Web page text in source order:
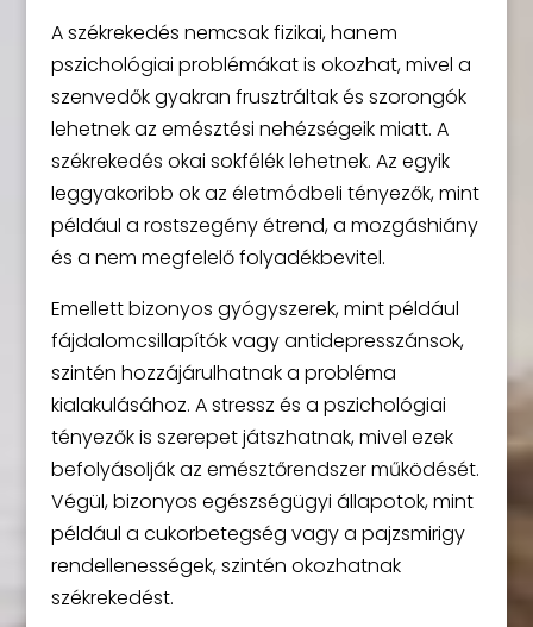
A székrekedés nemcsak fizikai, hanem
pszichológiai problémákat is okozhat, mivel a
szenvedők gyakran frusztráltak és szorongók
lehetnek az emésztési nehézségeik miatt. A
székrekedés okai sokfélék lehetnek. Az egyik
leggyakoribb ok az életmódbeli tényezők, mint
például a rostszegény étrend, a mozgáshiány
és a nem megfelelő folyadékbevitel.
Emellett bizonyos gyógyszerek, mint például
fájdalomcsillapítók vagy antidepresszánsok,
szintén hozzájárulhatnak a probléma
kialakulásához. A stressz és a pszichológiai
tényezők is szerepet játszhatnak, mivel ezek
befolyásolják az emésztőrendszer működését.
Végül, bizonyos egészségügyi állapotok, mint
például a cukorbetegség vagy a pajzsmirigy
rendellenességek, szintén okozhatnak
székrekedést.